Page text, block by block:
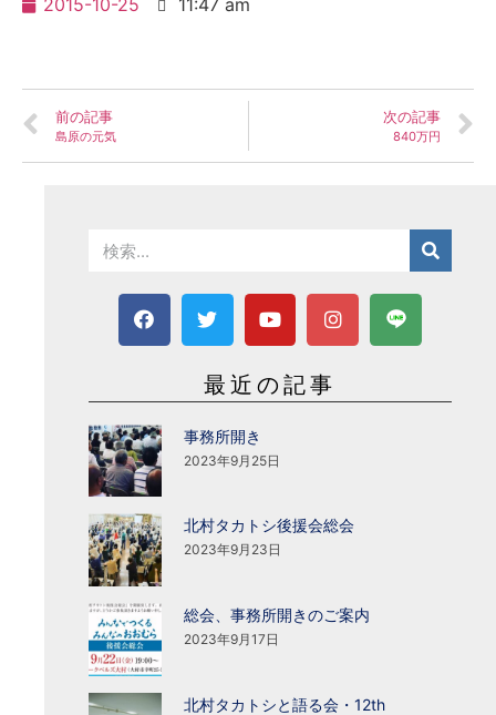
2015-10-25 11:47 am
前の記事
島原の元気
次の記事
840万円
最近の記事
事務所開き
2023年9月25日
北村タカトシ後援会総会
2023年9月23日
総会、事務所開きのご案内
2023年9月17日
北村タカトシと語る会・12th